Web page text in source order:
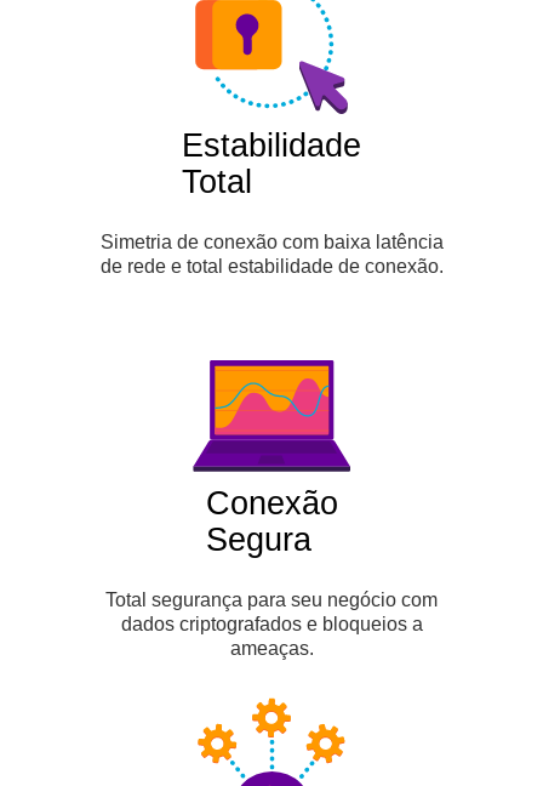
Estabilidade
Total
Simetria de conexão com baixa latência
de rede e total estabilidade de conexão.
Conexão
Segura
Total segurança para seu negócio com
dados criptografados e bloqueios a
ameaças.